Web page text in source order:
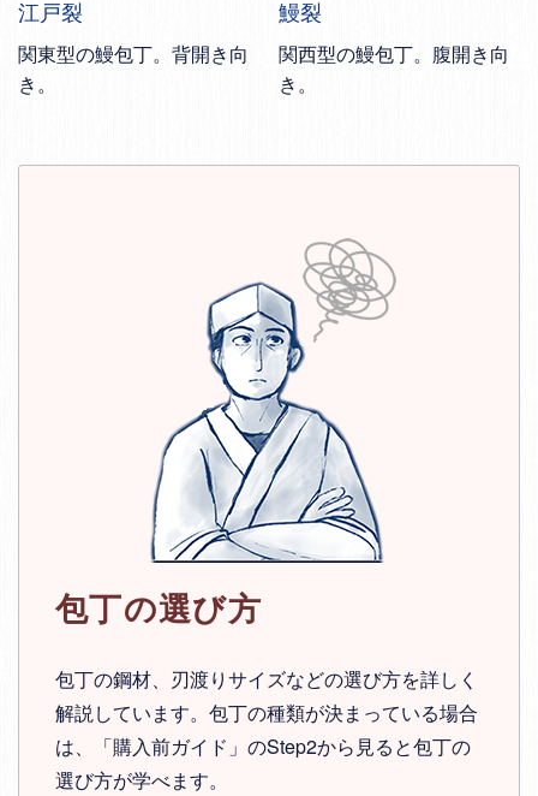
江戸裂
関東型の鰻包丁。背開き向
き。
鰻裂
関西型の鰻包丁。腹開き向
き。
包丁の選び方
包丁の鋼材、刃渡りサイズなどの選び方を詳しく
解説しています。包丁の種類が決まっている場合
は、「購入前ガイド」のStep2から見ると包丁の
選び方が学べます。